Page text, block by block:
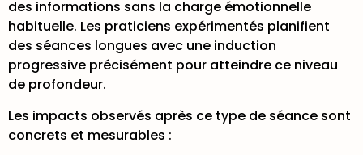
des informations sans la charge émotionnelle
habituelle. Les praticiens expérimentés planifient
des séances longues avec une induction
progressive précisément pour atteindre ce niveau
de profondeur.
Les impacts observés après ce type de séance sont
concrets et mesurables :